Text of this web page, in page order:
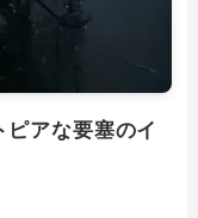
アな要塞のイ